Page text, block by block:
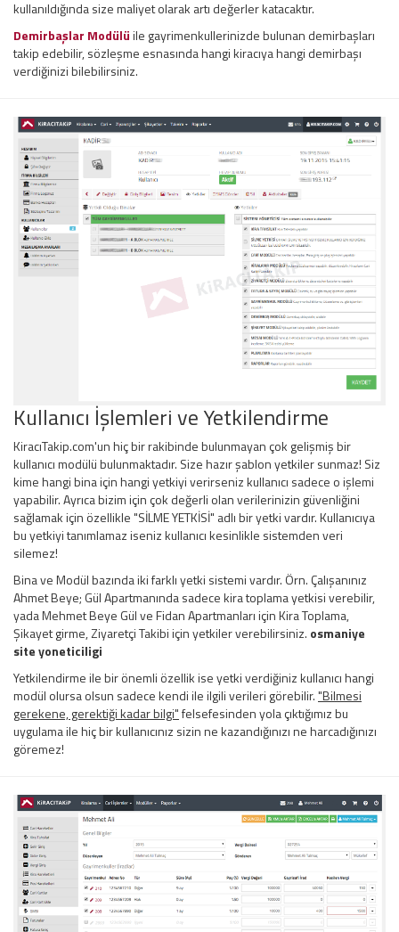
kullanıldığında size maliyet olarak artı değerler katacaktır.
Demirbaşlar Modülüile gayrimenkullerinizde bulunan demirbaşları
takip edebilir, sözleşme esnasında hangi kiracıya hangi demirbaşı
verdiğinizi bilebilirsiniz.
Kullanıcı İşlemleri ve Yetkilendirme
KiracıTakip.com'un hiç bir rakibinde bulunmayan çok gelişmiş bir
kullanıcı modülü bulunmaktadır. Size hazır şablon yetkiler sunmaz! Siz
kime hangi bina için hangi yetkiyi verirseniz kullanıcı sadece o işlemi
yapabilir. Ayrıca bizim için çok değerli olan verilerinizin güvenliğini
sağlamak için özellikle "SİLME YETKİSİ" adlı bir yetki vardır. Kullanıcıya
bu yetkiyi tanımlamaz iseniz kullanıcı kesinlikle sistemden veri
silemez!
Bina ve Modül bazında iki farklı yetki sistemi vardır. Örn. Çalışanınız
Ahmet Beye; Gül Apartmanında sadece kira toplama yetkisi verebilir,
yada Mehmet Beye Gül ve Fidan Apartmanları için Kira Toplama,
Şikayet girme, Ziyaretçi Takibi için yetkiler verebilirsiniz. osmaniye
site yoneticiligi
Yetkilendirme ile bir önemli özellik ise yetki verdiğiniz kullanıcı hangi
modül olursa olsun sadece kendi ile ilgili verileri görebilir."Bilmesi
gerekene, gerektiği kadar bilgi"felsefesinden yola çıktığımız bu
uygulama ile hiç bir kullanıcınız sizin ne kazandığınızı ne harcadığınızı
göremez!